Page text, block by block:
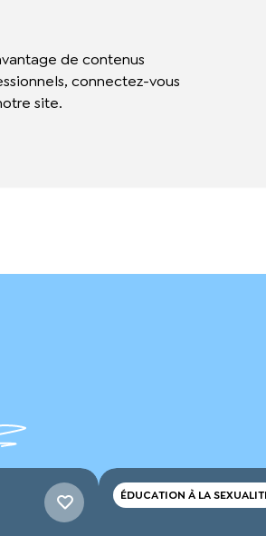
de contenus
connectez-vous
site.
ÉDUCATION À LA